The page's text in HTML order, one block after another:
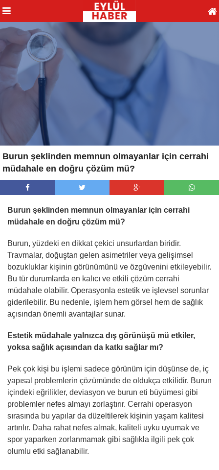
Burun şeklinden memnun olmayanlar için cerrahi
müdahale en doğru çözüm mü?
Burun şeklinden memnun olmayanlar için cerrahi
müdahale en doğru çözüm mü?
Burun, yüzdeki en dikkat çekici unsurlardan biridir.
Travmalar, doğuştan gelen asimetriler veya gelişimsel
bozukluklar kişinin görünümünü ve özgüvenini etkileyebilir.
Bu tür durumlarda en kalıcı ve etkili çözüm cerrahi
müdahale olabilir. Operasyonla estetik ve işlevsel sorunlar
giderilebilir. Bu nedenle, işlem hem görsel hem de sağlık
açısından önemli avantajlar sunar.
Estetik müdahale yalnızca dış görünüşü mü etkiler,
yoksa sağlık açısından da katkı sağlar mı?
Pek çok kişi bu işlemi sadece görünüm için düşünse de, iç
yapısal problemlerin çözümünde de oldukça etkilidir. Burun
içindeki eğrilikler, deviasyon ve burun eti büyümesi gibi
problemler nefes almayı zorlaştırır. Cerrahi operasyon
sırasında bu yapılar da düzeltilerek kişinin yaşam kalitesi
artırılır. Daha rahat nefes almak, kaliteli uyku uyumak ve
spor yaparken zorlanmamak gibi sağlıkla ilgili pek çok
olumlu etki sağlanabilir.